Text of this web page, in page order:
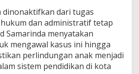
dinonaktifkan dari tugas
dan administratif tetap
Samarinda menyatakan
mengawal kasus ini hingga
perlindungan anak menjadi
sistem pendidikan di kota